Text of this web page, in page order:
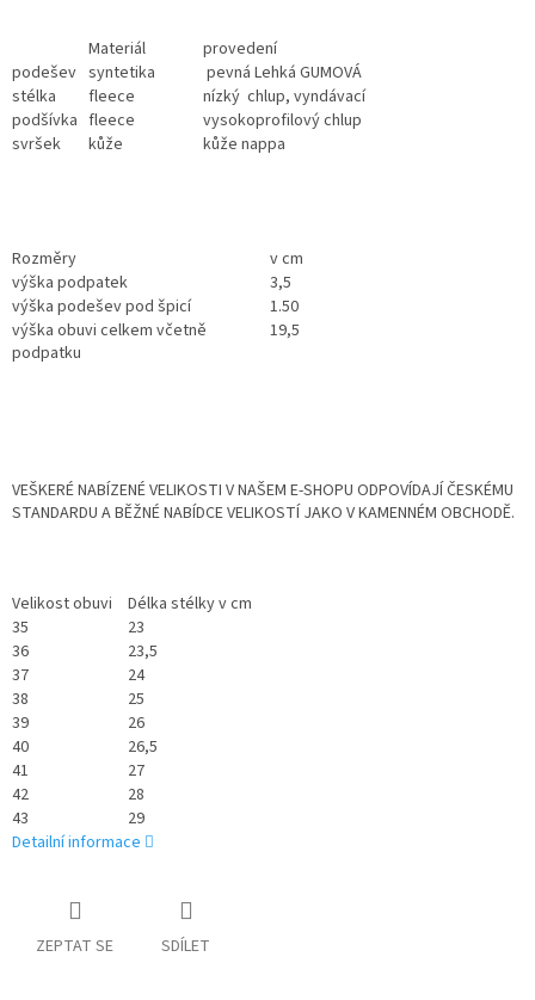
Materiál
provedení
podešev syntetika
pevná Lehká GUMOVÁ
stélka
fleece
nízký chlup, vyndávací
podšívka fleece
vysokoprofilový chlup
svršek
kůže kůže nappa
Rozměry
v cm
výška podpatek
3,5
výška podešev pod špicí
1.50
výška obuvi celkem včetně
podpatku
19,5
VEŠKERÉ NABÍZENÉ VELIKOSTI V NAŠEM E-SHOPU ODPOVÍDAJÍ ČESKÉMU
STANDARDU A BĚŽNÉ NABÍDCE VELIKOSTÍ JAKO V KAMENNÉM OBCHODĚ.
Velikost obuvi
Délka stélky v cm
35
23
36
23,5
37
24
38
25
39
26
40
26,5
41
27
42
28
43
29
Detailní informace
ZEPTAT SE SDÍLET